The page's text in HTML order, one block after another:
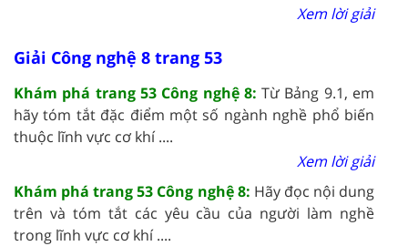
Xem lời giải
Giải Công nghệ 8 trang 53
Khám phá trang 53 Công nghệ 8:Từ Bảng 9.1, em
hãy tóm tắt đặc điểm một số ngành nghề phổ biến
thuộc lĩnh vực cơ khí ....
Xem lời giải
Khám phá trang 53 Công nghệ 8: Hãy đọc nội dung
trên và tóm tắt các yêu cầu của người làm nghề
trong lĩnh vực cơ khí ....